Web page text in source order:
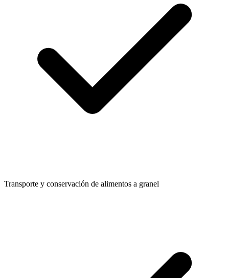
Transporte y conservación de alimentos a granel